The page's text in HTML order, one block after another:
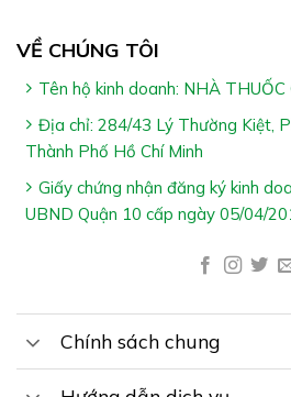
VỀ CHÚNG TÔI
Tên hộ kinh doanh: NHÀ THUỐC
Địa chỉ: 284/43 Lý Thường Kiệt,
Thành Phố Hồ Chí Minh
Giấy chứng nhận đăng ký kinh
UBND Quận 10 cấp ngày 05/04/
Chính sách chung